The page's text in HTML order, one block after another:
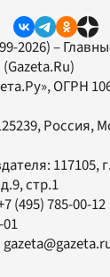
2026) –
(Gazeta.Ru)
, ОГРН
Россия,
117105, г.
стр.1
(495) 785-00-12
01